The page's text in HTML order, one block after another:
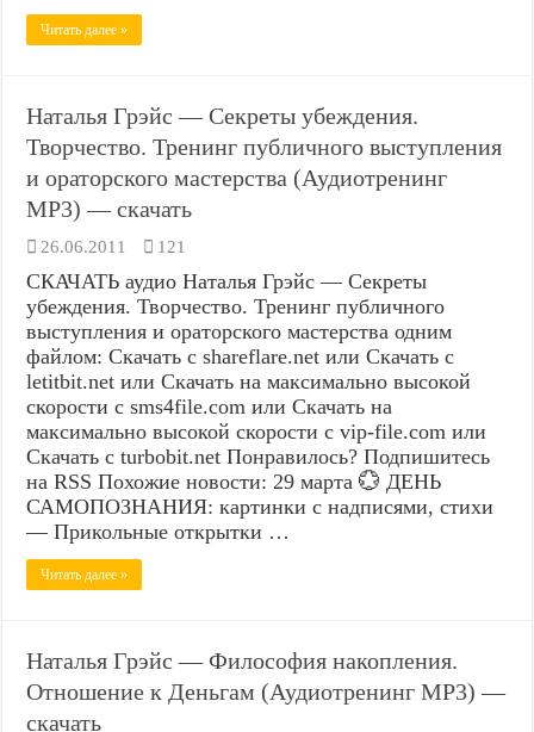
Читать далее »
Наталья Грэйс — Секреты убеждения.
Творчество. Тренинг публичного выступления
и ораторского мастерства (Аудиотренинг
MP3) — скачать
26.06.2011 121
СКАЧАТЬ аудио Наталья Грэйс — Секреты
убеждения. Творчество. Тренинг публичного
выступления и ораторского мастерства одним
файлом: Скачать с shareflare.net или Скачать с
letitbit.net или Скачать на максимально высокой
скорости с sms4file.com или Скачать на
максимально высокой скорости с vip-file.com или
Скачать с turbobit.net Понравилось? Подпишитесь
на RSS Похожие новости: 29 марта 💮 ДЕНЬ
САМОПОЗНАНИЯ: картинки с надписями, стихи
— Прикольные открытки …
Читать далее »
Наталья Грэйс — Философия накопления.
Отношение к Деньгам (Аудиотренинг MP3) —
скачать